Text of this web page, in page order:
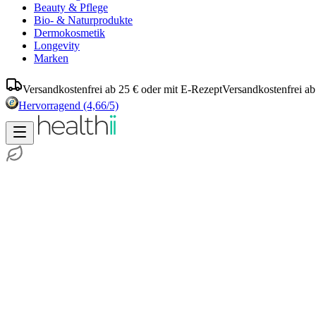
Beauty & Pflege
Bio- & Naturprodukte
Dermokosmetik
Longevity
Marken
Versandkostenfrei ab 25 € oder mit E-RezeptVersandkostenfrei
Hervorragend (4,66/5)